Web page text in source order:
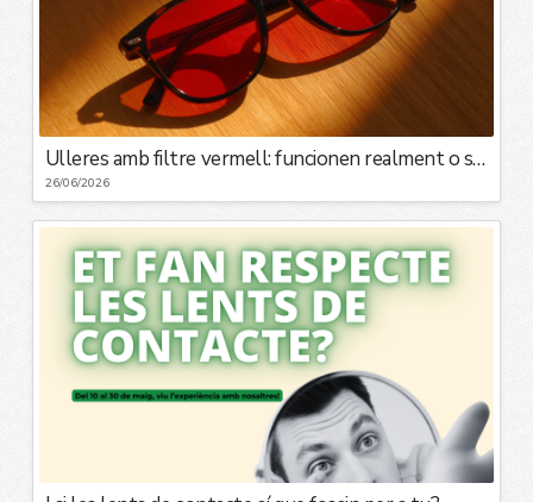
Ulleres amb filtre vermell: funcionen realment o són una moda?
26/06/2026